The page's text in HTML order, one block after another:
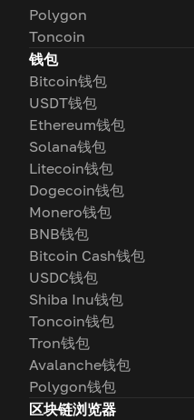
Polygon
Toncoin
钱包
Bitcoin钱包
USDT钱包
Ethereum钱包
Solana钱包
Litecoin钱包
Dogecoin钱包
Monero钱包
BNB钱包
Bitcoin Cash钱包
USDC钱包
Shiba Inu钱包
Toncoin钱包
Tron钱包
Avalanche钱包
Polygon钱包
区块链浏览器